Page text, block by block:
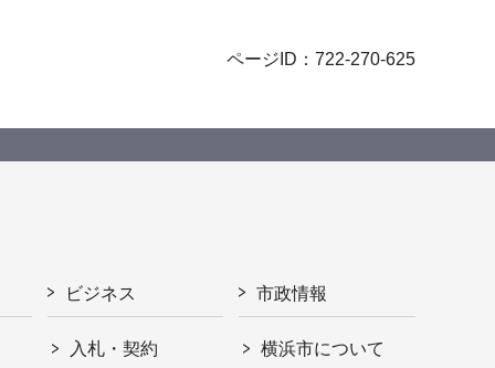
ページID：722-270-625
ビジネス
入札・契約
市政情報
横浜市について